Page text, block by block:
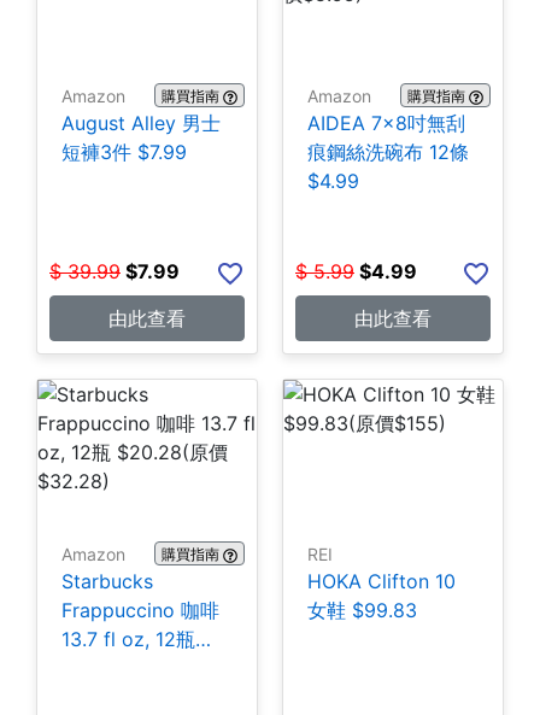
Amazon 購買指南
August Alley 男士
短褲3件 $7.99
$ 39.99 $7.99
由此查看
Amazon 購買指南
AIDEA 7×8吋無刮
痕鋼絲洗碗布 12條
$4.99
$ 5.99 $4.99
由此查看
Amazon 購買指南
Starbucks
Frappuccino 咖啡
13.7 fl oz, 12瓶
REI
HOKA Clifton 10
女鞋 $99.83